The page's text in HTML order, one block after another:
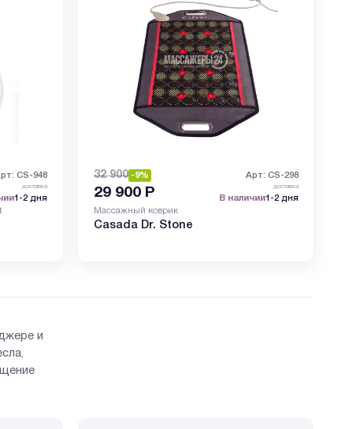
CS-948
доставка
1-2 дня
32 900 -9% Арт: CS-298
29 900 Р доставка
В наличии1-2 дня
Массажный коврик
Casada Dr. Stone
и